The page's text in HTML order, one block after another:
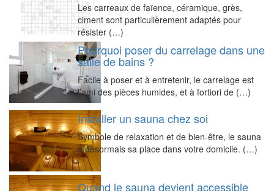
Les carreaux de faïence, céramique, grès,
ciment sont particulièrement adaptés pour
résister (…)
Pourquoi poser du carrelage dans une
salle de bains ?
Facile à poser et à entretenir, le carrelage est
l’ami des pièces humides, et à fortiori de (…)
Installer un sauna chez soi
Symbole de relaxation et de bien-être, le sauna
a désormais sa place dans votre domicile. (…)
Quand le sauna devient accessible